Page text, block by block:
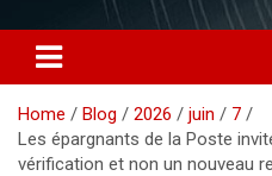
Home Blog 2026 juin
7
Les épargnants de la Poste
vérification et non un nouveau